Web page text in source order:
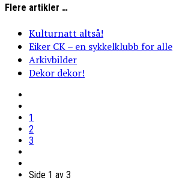
Flere artikler …
Kulturnatt altså!
Eiker CK – en sykkelklubb for alle
Arkivbilder
Dekor dekor!
1
2
3
Side 1 av 3